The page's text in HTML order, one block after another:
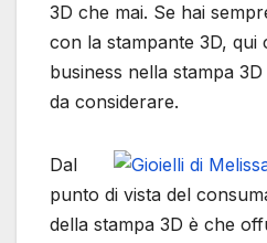
3D che mai. Se hai
con la stampante 3D, qui
business nella stampa
da considerare.
Dal
punto di vista del
della stampa 3D è che